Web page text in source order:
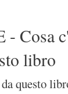
- Cosa
libro
questo